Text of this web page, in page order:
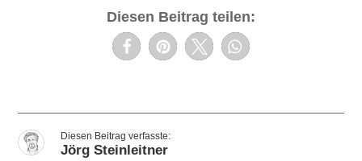
Diesen Beitrag teilen:
Jörg Steinleitner